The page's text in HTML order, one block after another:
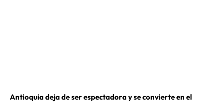
Antioquia deja de ser espectadora y se convierte en el